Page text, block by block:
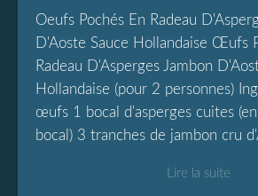
Oeufs Pochés En Radeau
D'Aoste Sauce Hollandaise Œufs
Radeau D'Asperges Jambon
Hollandaise (pour 2 personnes)
œufs 1 bocal d'asperges cuites
bocal) 3 tranches de jambon cru
Lire la suite